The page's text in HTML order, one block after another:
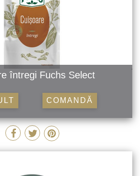
întregi Fuchs Select
COMANDĂ